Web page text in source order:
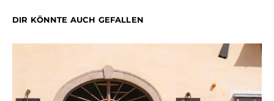
DIR KÖNNTE AUCH GEFALLEN